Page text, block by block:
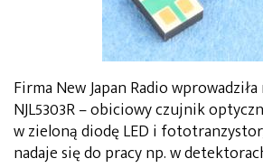
Firma New Japan Radio
NJL5303R – obiciowy czujnik
w zieloną diodę LED i
nadaje się do pracy np. w